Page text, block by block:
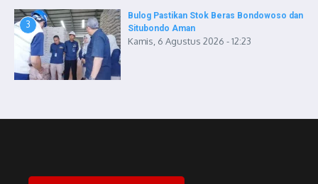
3
Bulog Pastikan Stok Beras Bondowoso dan
Situbondo Aman
Kamis, 6 Agustus 2026 - 12:23